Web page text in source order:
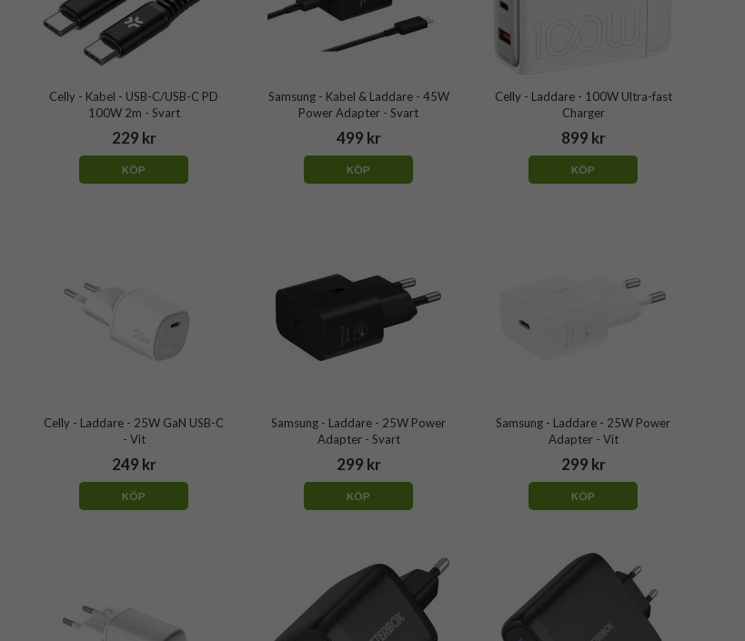
Celly - Kabel - USB-C/USB-C PD
100W 2m - Svart
229 kr
KÖP
Samsung - Kabel & Laddare - 45W
Power Adapter - Svart
499 kr
KÖP
Celly - Laddare - 100W Ultra-fast
Charger
899 kr
KÖP
Celly - Laddare - 25W GaN USB-C
- Vit
249 kr
KÖP
Samsung - Laddare - 25W Power
Adapter - Svart
299 kr
KÖP
Samsung - Laddare - 25W Power
Adapter - Vit
299 kr
KÖP